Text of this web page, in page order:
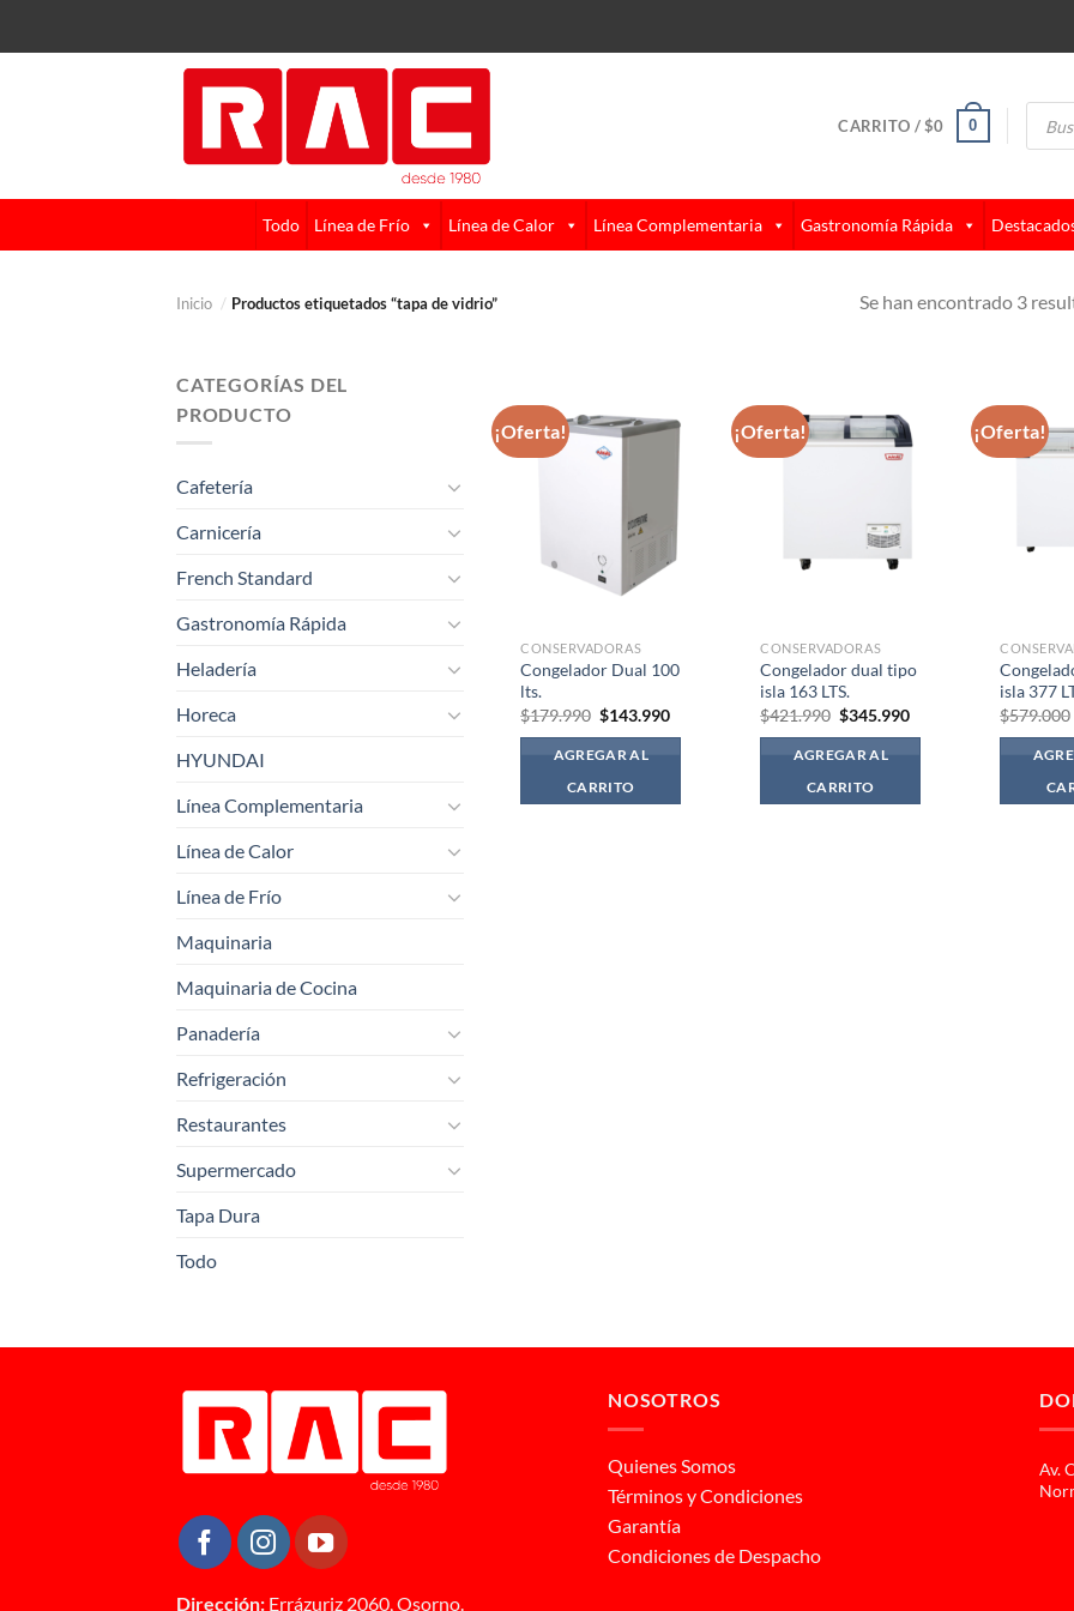
CARRITO /$0 0
Todo Línea de Frío Línea de Calor Línea Complementaria Gastronomía Rápida
Inicio / Productos etiquetados “tapa de vidrio” Se han encontrado 3
CATEGORÍAS DEL
PRODUCTO
Cafetería
Carnicería
French Standard
Gastronomía Rápida
Heladería
Horeca
HYUNDAI
Línea Complementaria
Línea de Calor
Línea de Frío
Maquinaria
Maquinaria de Cocina
Panadería
Refrigeración
Restaurantes
Supermercado
Tapa Dura
Todo
¡Oferta!
CONSERVADORAS
Congelador Dual 100
lts.
$179.990 El
original
era:
$179.990.
$143.990El
AGREGAR AL
CARRITO
¡Oferta!
CONSERVADORAS
Congelador dual tipo
isla 163 LTS.
$421.990 El
original
era:
$421.990.
$345.990El
AGREGAR AL
CARRITO
¡Oferta!
isla 377
$579.000
Dirección: Errázuriz 2060, Osorno.
NOSOTROS
Quienes Somos
Términos y Condiciones
Garantía
Condiciones de Despacho
Av.